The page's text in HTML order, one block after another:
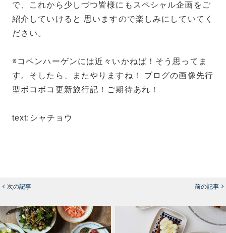
で、これから少しづつ皆様にもスペシャル企画をご
紹介していけると 思いますので楽しみにしていてく
ださい。
※コペンハーゲンには近々いかねば！そう思ってま
す。そしたら、またやりますね！ ブログの画像先行
型ボコボコ更新旅行記！ご期待あれ！
text:シャチョウ
次の記事 前の記事